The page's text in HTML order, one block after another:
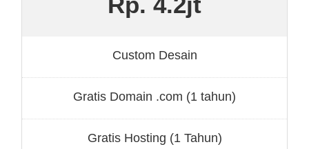
Custom Desain
Gratis Domain .com (1 tahun)
Gratis Hosting (1 Tahun)